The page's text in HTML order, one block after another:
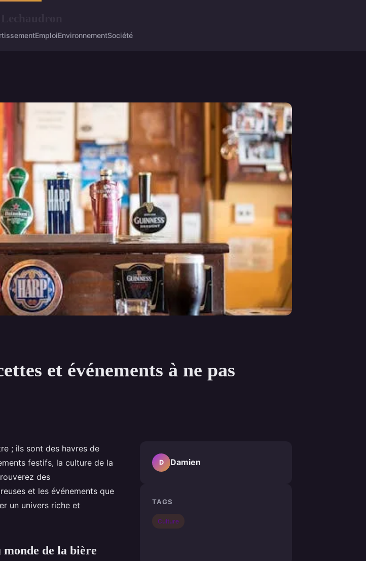
EmploiEnvironnementSociété
et événements à ne pas
; ils sont des havres de
festifs, la culture de la
des
et les événements que
un univers riche et
de la bière
D Damien
TAGS
Culture